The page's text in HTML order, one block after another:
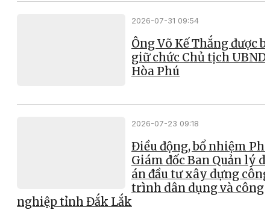
2026-07-31 09:54
Ông Võ Kế Thắng được
giữ chức Chủ tịch UBND
Hòa Phú
2026-07-23 09:18
Điều động, bổ nhiệm
Giám đốc Ban Quản lý
án đầu tư xây dựng công
trình dân dụng và công
nghiệp tỉnh Đắk Lắk